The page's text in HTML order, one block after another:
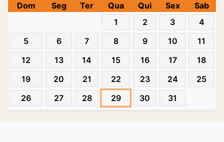
Dom Seg Ter Qua Qui Sex
Sab
1
2 3
4
5
6 7 8 9 10
11
12
13 14 15 16 17
18
19
20 21 22 23 24
25
26
27 28 29 30 31